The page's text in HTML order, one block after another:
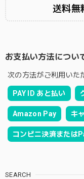
送料無
お支払い方法につい
次の方法がご利用いた
PAY ID あと払い
Amazon Pay キ
コンビニ決済または
SEARCH